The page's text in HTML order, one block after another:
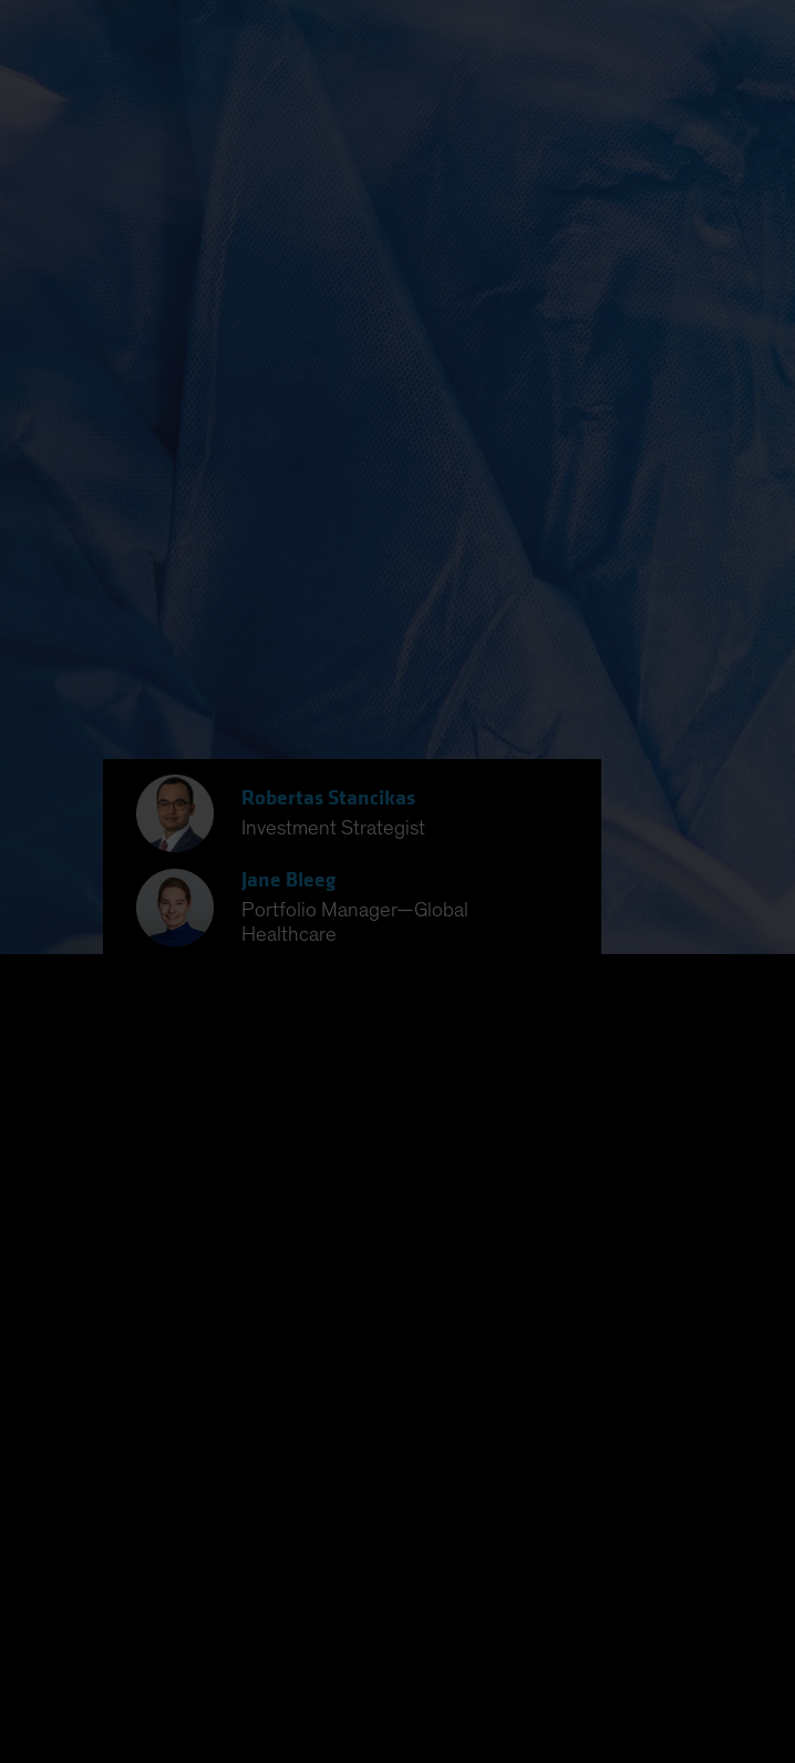
Robertas Stancikas
Investment Strategist
Jane Bleeg
Portfolio Manager—Global
Healthcare